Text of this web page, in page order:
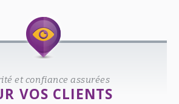
et confiance assurées
VOS CLIENTS